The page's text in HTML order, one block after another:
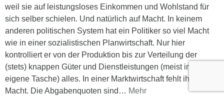
weil sie auf leistungsloses Einkommen und Wohlstand für
sich selber schielen. Und natürlich auf Macht. In keinem
anderen politischen System hat ein Politiker so viel Macht
wie in einer sozialistischen Planwirtschaft. Nur hier
kontrolliert er von der Produktion bis zur Verteilung der
(stets) knappen Güter und Dienstleistungen (meist in die
eigene Tasche) alles. In einer Marktwirtschaft fehlt ihm diese
Macht. Die Abgabenquoten sind … Mehr